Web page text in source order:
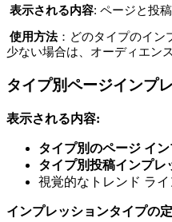
表示される内容: ページと投
使用方法：どのタイプのイン
少ない場合は、オーディエン
タイプ別ページインプ
表示される内容:
タイプ別のページ イ
タイプ別投稿インプレ
視覚的なトレンド ラ
インプレッションタイプの